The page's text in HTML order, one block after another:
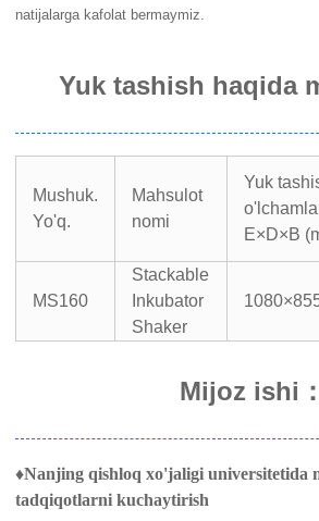
natijalarga kafolat bermaymiz.
Yuk tashish haqida
Mushuk.
Yo'q.
Mahsulot
nomi
Yuk
E×D×B
MS160
Stackable
Inkubator
Shaker
Mijoz ishi ：
♦Nanjing qishloq xo'jaligi universitetida
tadqiqotlarni kuchaytirish